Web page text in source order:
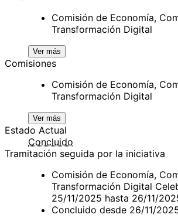
Comisión de Economía,
Transformación Digital
Ver más
Comisiones
Comisión de Economía,
Transformación Digital
Ver más
Estado Actual
Concluido
Tramitación seguida por la iniciativa
Comisión de Economía,
Transformación Digital
25/11/2025 hasta 26/11/
Concluido desde 26/11/